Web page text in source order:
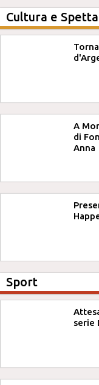
Cultura e
A
di
Anna
Sport
serie